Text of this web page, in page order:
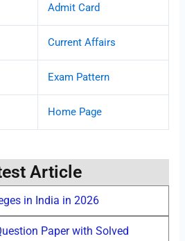
Admit Card
Current Affairs
Exam Pattern
Home Page
Article
in India in 2026
Paper with Solved